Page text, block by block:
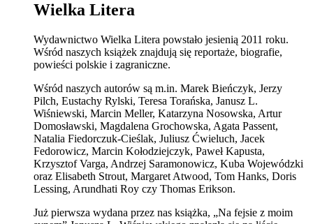
Wielka Litera
Wydawnictwo Wielka Litera powstało jesienią 2011 roku.
Wśród naszych książek znajdują się reportaże, biografie,
powieści polskie i zagraniczne.
Wśród naszych autorów są m.in. Marek Bieńczyk, Jerzy
Pilch, Eustachy Rylski, Teresa Torańska, Janusz L.
Wiśniewski, Marcin Meller, Katarzyna Nosowska, Artur
Domosławski, Magdalena Grochowska, Agata Passent,
Natalia Fiedorczuk-Cieślak, Juliusz Ćwieluch, Jacek
Fedorowicz, Marcin Kołodziejczyk, Paweł Kapusta,
Krzysztof Varga, Andrzej Saramonowicz, Kuba Wojewódzki
oraz Elisabeth Strout, Margaret Atwood, Tom Hanks, Doris
Lessing, Arundhati Roy czy Thomas Erikson.
Już pierwsza wydana przez nas książka, „Na fejsie z moim